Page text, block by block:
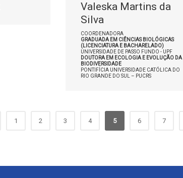
Valeska Martins da
Silva
COORDENADORA
GRADUADA EM CIÊNCIAS BIOLÓGICAS
(LICENCIATURA E BACHARELADO)
UNIVERSIDADE DE PASSO FUNDO - UPF
DOUTORA EM ECOLOGIA E EVOLUÇÃO DA
BIODIVERSIDADE
PONTIFÍCIA UNIVERSIDADE CATÓLICA DO
RIO GRANDE DO SUL – PUCRS
1 2 3 4 5 6 7